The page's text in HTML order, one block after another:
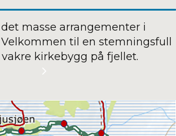
masse arrangementer i
til en stemningsfull
kirkebygg på fjellet.